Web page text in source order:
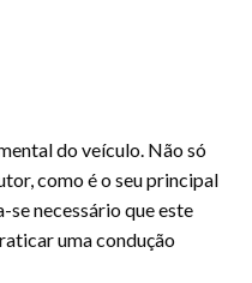
do veículo. Não só
como é o seu principal
necessário que este
uma condução